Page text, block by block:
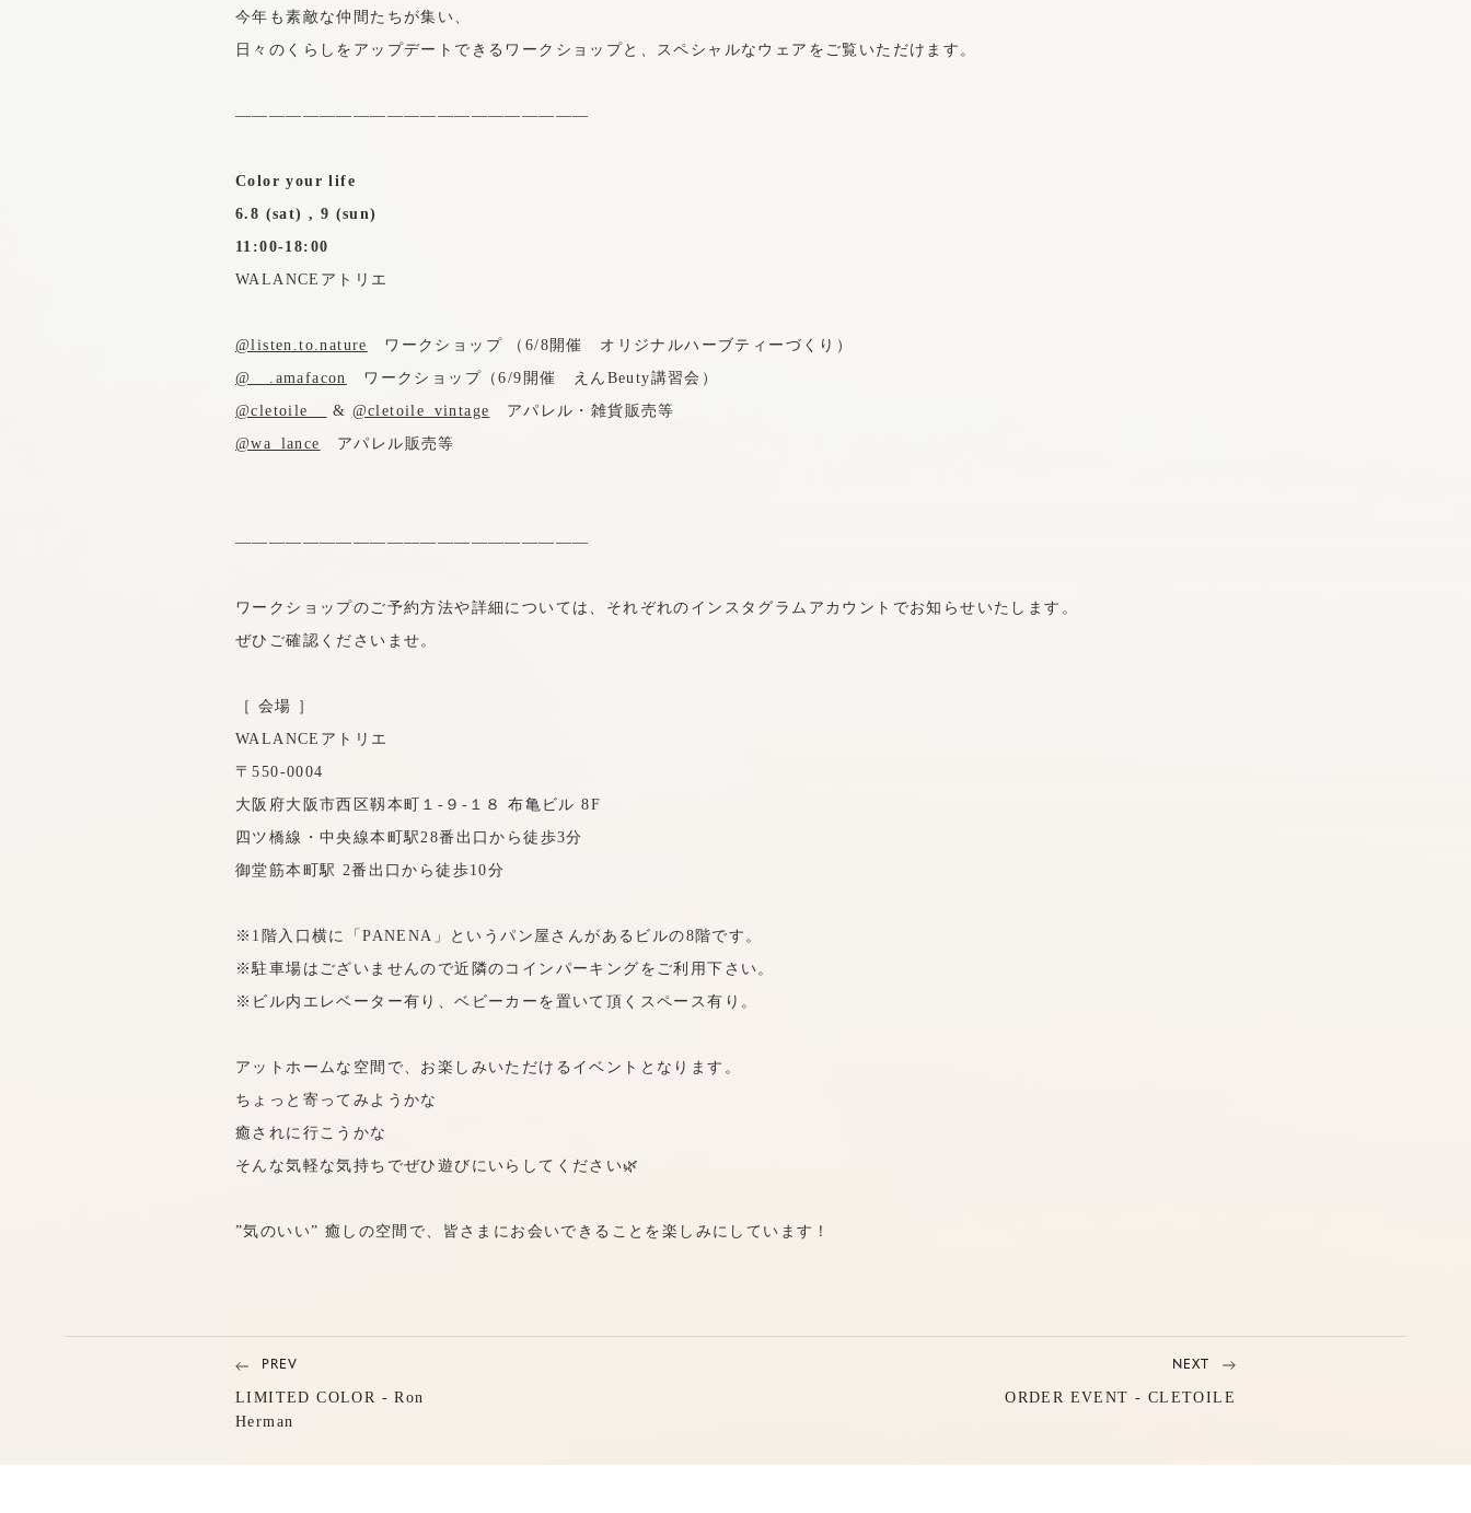
今年も素敵な仲間たちが集い、
日々のくらしをアップデートできるワークショップと、スペシャルなウェアをご覧いただけます。
—————————————————————
Color your life
6.8 (sat) , 9 (sun)
11:00-18:00
WALANCEアトリエ
@listen.to.nature
ワークショップ （6/8開催 オリジナルハーブティーづくり）
@__.amafacon
ワークショップ（6/9開催 えんBeuty講習会）
@cletoile__
& @cletoile_vintage アパレル・雑貨販売等
@wa_lance
アパレル販売等
—————————————————————
ワークショップのご予約方法や詳細については、それぞれのインスタグラムアカウントでお知らせいたします。
ぜひご確認くださいませ。
［ 会場 ］
WALANCEアトリエ
〒550-0004
大阪府大阪市西区靱本町１-９-１８ 布亀ビル 8F
四ツ橋線・中央線本町駅28番出口から徒歩3分
御堂筋本町駅 2番出口から徒歩10分
※1階入口横に「PANENA」というパン屋さんがあるビルの8階です。
※駐車場はございませんので近隣のコインパーキングをご利用下さい。
※ビル内エレベーター有り、ベビーカーを置いて頂くスペース有り。
アットホームな空間で、お楽しみいただけるイベントとなります。
ちょっと寄ってみようかな
癒されに行こうかな
そんな気軽な気持ちでぜひ遊びにいらしてください🌿
”気のいい” 癒しの空間で、皆さまにお会いできることを楽しみにしています！
PREV
LIMITED COLOR - Ron
Herman
NEXT
ORDER EVENT - CLETOILE